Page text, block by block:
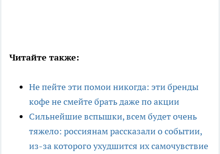
Читайте также:
Не пейте эти помои никогда: эти бренды
кофе не смейте брать даже по акции
Сильнейшие вспышки, всем будет очень
тяжело: россиянам рассказали о событии,
из-за которого ухудшится их самочувствие